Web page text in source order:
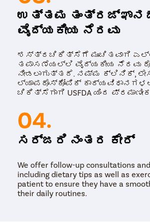
ತೆಗೆದುಹಾಕಲು ಸ್ಕಾಲ್ಪೆಲ್ ಅನ್ನು
ಅದನ್ನು ಶಸ್ತ್ರಚಿಕಿತ್ಸೆಯ
ಮುಚ್ಚಲಾಗುತ್ತದೆ. ಮುಂದೆ, ಪ್ಲಾಸ್ಟಿಕ್
ಸಹಾಯದಿಂದ ಆಯ್ದ ಕೂದಲು
ಮಾಡುತ್ತಾರೆ. ಕೂದಲು ಕಸಿ
ನಂತರ, ಪ್ಲಾಸ್ಟಿಕ್ ಸರ್ಜನ್
ಸ್ಥಳವನ್ನು ಬ್ಯಾಂಡೇಜ್ನೊಂದಿಗೆ
ಉತ್ತಮ
ವೈದ್ಯಕೀಯ ನೆರವು
ಶಸ್ತ್ರಚಿಕಿತ್ಸೆಗೆ ಮುಂಚಿತವಾಗಿ
ತಪಾಸಣೆಯಲ್ಲಿ ವೈದ್ಯಕೀಯ ನೆರವು
ನೀಡಲಾಗುತ್ತದೆ. ನಮ್ಮ ಕ್ಲಿನಿಕ್,
ಲ್ಯಾಪರೊಸ್ಕೋಪಿಕ್
ಚಿಕಿತ್ಸೆಗಾಗಿ USFDA ಯಿಂದ
04.
ಸರ್ಜರಿ ನಂತರ ಕೇರ್
We offer follow-up consultations
including dietary tips as well as
patient to ensure they have a
their daily routines.